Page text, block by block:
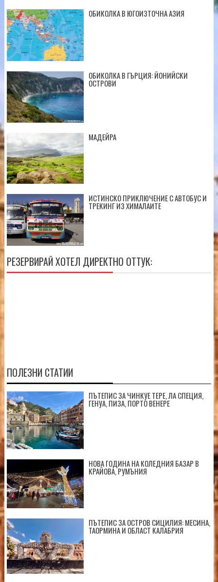
ОБИКОЛКА В ЮГОИЗТОЧНА АЗИЯ
ОБИКОЛКА В ГЪРЦИЯ: ЙОНИЙСКИ
ОСТРОВИ
МАДЕЙРА
ИСТИНСКО ПРИКЛЮЧЕНИЕ С АВТОБУС И
ТРЕКИНГ ИЗ ХИМАЛАИТЕ
РЕЗЕРВИРАЙ ХОТЕЛ ДИРЕКТНО ОТТУК:
ПОЛЕЗНИ СТАТИИ
ПЪТЕПИС ЗА ЧИНКУЕ ТЕРЕ, ЛА СПЕЦИЯ,
ГЕНУА, ПИЗА, ПОРТО ВЕНЕРЕ
НОВА ГОДИНА НА КОЛЕДНИЯ БАЗАР В
КРАЙОВА, РУМЪНИЯ
ПЪТЕПИС ЗА ОСТРОВ СИЦИЛИЯ: МЕСИНА,
ТАОРМИНА И ОБЛАСТ КАЛАБРИЯ